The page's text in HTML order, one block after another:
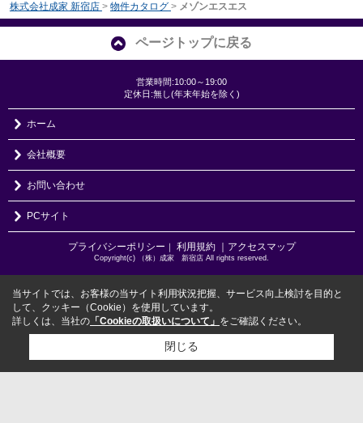
株式会社成家 新宿店 > 物件カタログ > メゾンエスエス
ページトップに戻る
営業時間:10:00～19:00
定休日:無し(年末年始を除く)
ホーム
会社概要
お問い合わせ
PCサイト
プライバシーポリシー 利用規約 ｜アクセスマップ
Copyright(c) （株）成家 新宿店 All rights reserved.
当サイトでは、お客様の当サイト利用状況把握、サービス向上検討を目的と
して、クッキー（Cookie）を使用しています。
詳しくは、当社の 「Cookieの取扱いについて」 をご確認ください。
閉じる